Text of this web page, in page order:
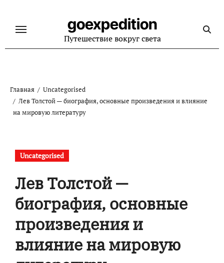
содержанию
goexpedition
Путешествие вокруг света
Главная
Uncategorised
Лев Толстой — биография, основные произведения и влияние
на мировую литературу
Uncategorised
Лев Толстой —
биография, основные
произведения и
влияние на мировую